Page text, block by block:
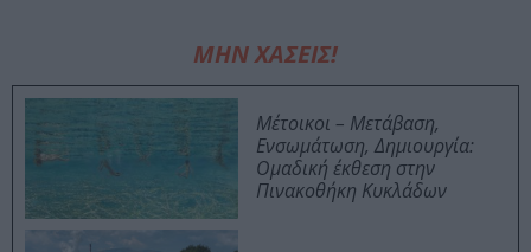
ΜΗΝ ΧΑΣΕΙΣ!
Μέτοικοι – Μετάβαση,
Ενσωμάτωση, Δημιουργία:
Ομαδική έκθεση στην
Πινακοθήκη Κυκλάδων